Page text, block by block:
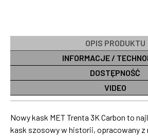
OPIS PRODUKTU
INFORMACJE /
DOSTĘPNOŚĆ
VIDEO
Nowy kask MET Trenta 3K Carbon to
kask szosowy w historii, opracowany z